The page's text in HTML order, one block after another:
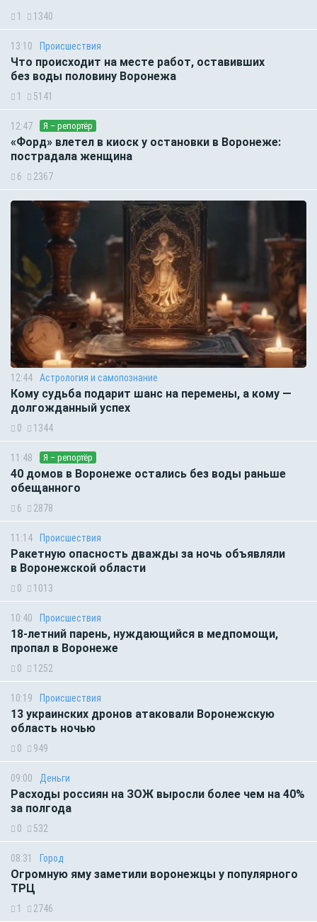
1 1340
13:10 Происшествия
Что происходит на месте работ, оставивших
без воды половину Воронежа
1 5141
12:47 Я – репортёр
«Форд» влетел в киоск у остановки в Воронеже:
пострадала женщина
6 2367
12:44 Астрология и самопознание
Кому судьба подарит шанс на перемены, а кому —
долгожданный успех
0 1344
11:48 Я – репортёр
40 домов в Воронеже остались без воды раньше
обещанного
6 2878
11:14 Происшествия
Ракетную опасность дважды за ночь объявляли
в Воронежской области
0 1013
10:40 Происшествия
18-летний парень, нуждающийся в медпомощи,
пропал в Воронеже
0 1252
10:19 Происшествия
13 украинских дронов атаковали Воронежскую
область ночью
0 949
09:00 Деньги
Расходы россиян на ЗОЖ выросли более чем на 40%
за полгода
0 532
08:31 Город
Огромную яму заметили воронежцы у популярного
ТРЦ
1 2746